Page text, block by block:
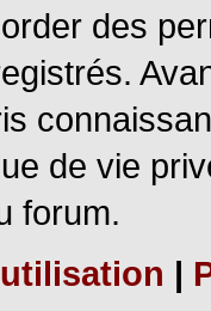
des
de vie
forum.
|